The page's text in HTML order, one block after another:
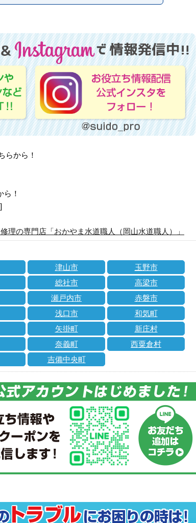
らから！
！
]
理の専門店「おかやま水道職人（岡山水道職人）」
津山市
玉野市
総社市
高梁市
瀬戸内市
赤磐市
浅口市
和気町
矢掛町
新庄村
奈義町
西粟倉村
吉備中央町